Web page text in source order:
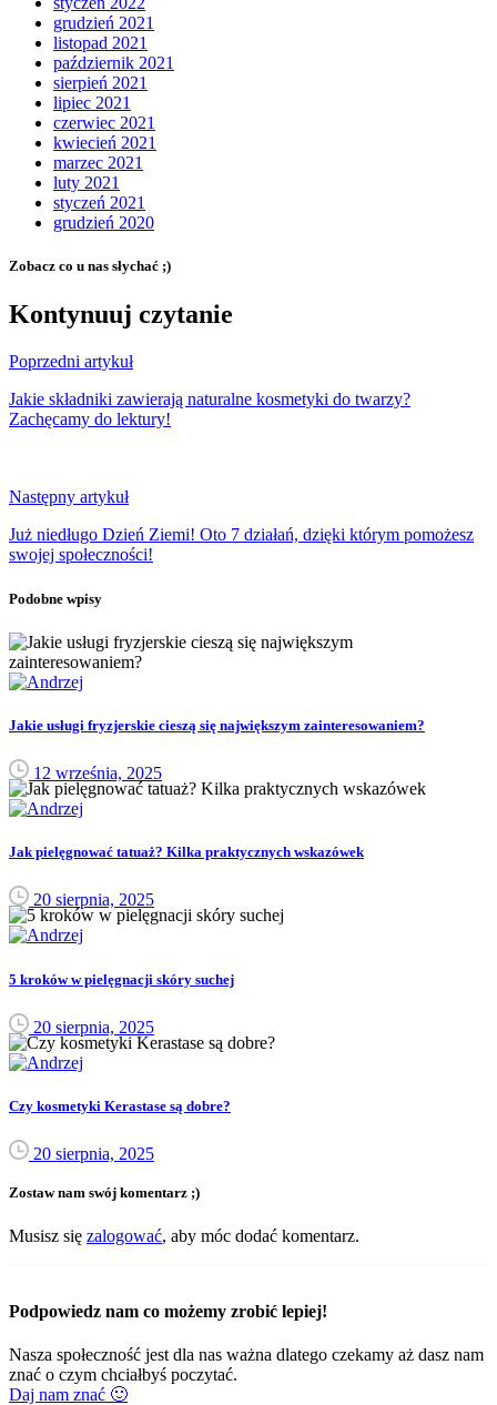
grudzień 2021
listopad 2021
październik 2021
sierpień 2021
lipiec 2021
czerwiec 2021
kwiecień 2021
marzec 2021
luty 2021
styczeń 2021
grudzień 2020
Zobacz co u nas słychać ;)
Kontynuuj czytanie
Poprzedni artykuł
Jakie składniki zawierają naturalne kosmetyki do twarzy?
Zachęcamy do lektury!
Następny artykuł
Już niedługo Dzień Ziemi! Oto 7 działań, dzięki którym pomożesz
swojej społeczności!
Podobne wpisy
Jakie usługi fryzjerskie cieszą się największym zainteresowaniem?
12 września, 2025
Jak pielęgnować tatuaż? Kilka praktycznych wskazówek
20 sierpnia, 2025
5 kroków w pielęgnacji skóry suchej
20 sierpnia, 2025
Czy kosmetyki Kerastase są dobre?
20 sierpnia, 2025
Zostaw nam swój komentarz ;)
Musisz się zalogować, aby móc dodać komentarz.
Podpowiedz nam co możemy zrobić lepiej!
Nasza społeczność jest dla nas ważna dlatego czekamy aż dasz nam
znać o czym chciałbyś poczytać.
Daj nam znać 🙂